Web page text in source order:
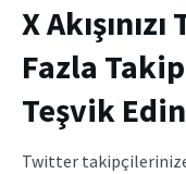
X
Fazla
Teşvik Edin
Twitter